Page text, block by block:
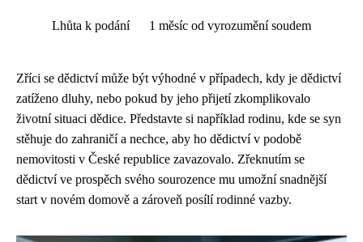
Lhůta k podání 1 měsíc od vyrozumění soudem
Zříci se dědictví může být výhodné v případech, kdy je dědictví
zatíženo dluhy, nebo pokud by jeho přijetí zkomplikovalo
životní situaci dědice. Představte si například rodinu, kde se syn
stěhuje do zahraničí a nechce, aby ho dědictví v podobě
nemovitosti v České republice zavazovalo. Zřeknutím se
dědictví ve prospěch svého sourozence mu umožní snadnější
start v novém domově a zároveň posílí rodinné vazby.